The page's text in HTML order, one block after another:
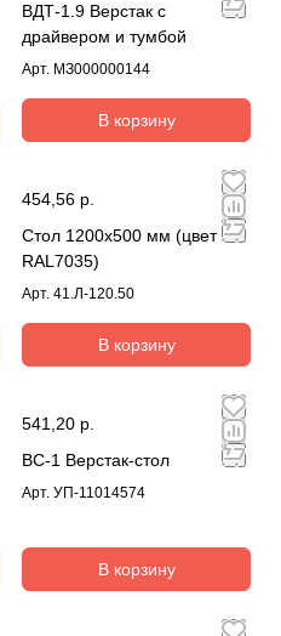
ВДТ-1.9 Верстак с
драйвером и тумбой
Арт. МЗ000000144
В корзину
454,56 р.
Стол 1200х500 мм (цвет
RAL7035)
Арт. 41.Л-120.50
В корзину
541,20 р.
ВС-1 Верстак-стол
Арт. УП-11014574
В корзину